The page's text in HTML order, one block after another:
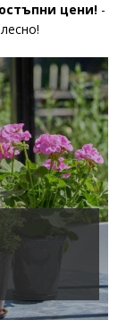
цени! -